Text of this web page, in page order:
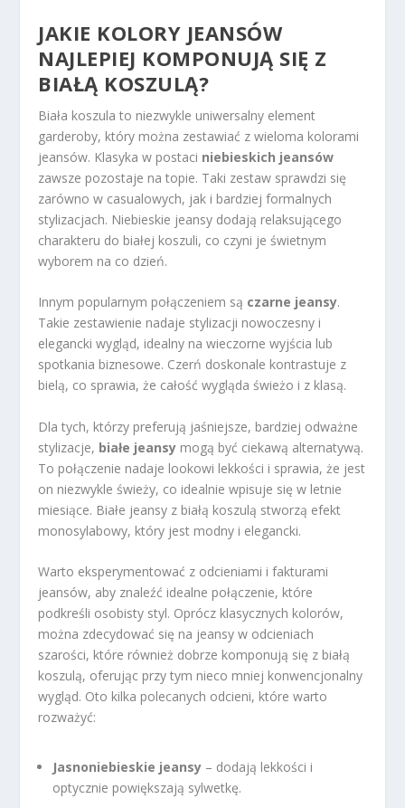
JAKIE KOLORY JEANSÓW
NAJLEPIEJ KOMPONUJĄ SIĘ Z
BIAŁĄ KOSZULĄ?
Biała koszula to niezwykle uniwersalny element
garderoby, który można zestawiać z wieloma kolorami
jeansów. Klasyka w postaci niebieskich jeansów
zawsze pozostaje na topie. Taki zestaw sprawdzi się
zarówno w casualowych, jak i bardziej formalnych
stylizacjach. Niebieskie jeansy dodają relaksującego
charakteru do białej koszuli, co czyni je świetnym
wyborem na co dzień.
Innym popularnym połączeniem są czarne jeansy.
Takie zestawienie nadaje stylizacji nowoczesny i
elegancki wygląd, idealny na wieczorne wyjścia lub
spotkania biznesowe. Czerń doskonale kontrastuje z
bielą, co sprawia, że całość wygląda świeżo i z klasą.
Dla tych, którzy preferują jaśniejsze, bardziej odważne
stylizacje, białe jeansy mogą być ciekawą alternatywą.
To połączenie nadaje lookowi lekkości i sprawia, że jest
on niezwykle świeży, co idealnie wpisuje się w letnie
miesiące. Białe jeansy z białą koszulą stworzą efekt
monosylabowy, który jest modny i elegancki.
Warto eksperymentować z odcieniami i fakturami
jeansów, aby znaleźć idealne połączenie, które
podkreśli osobisty styl. Oprócz klasycznych kolorów,
można zdecydować się na jeansy w odcieniach
szarości, które również dobrze komponują się z białą
koszulą, oferując przy tym nieco mniej konwencjonalny
wygląd. Oto kilka polecanych odcieni, które warto
rozważyć:
Jasnoniebieskie jeansy – dodają lekkości i
optycznie powiększają sylwetkę.